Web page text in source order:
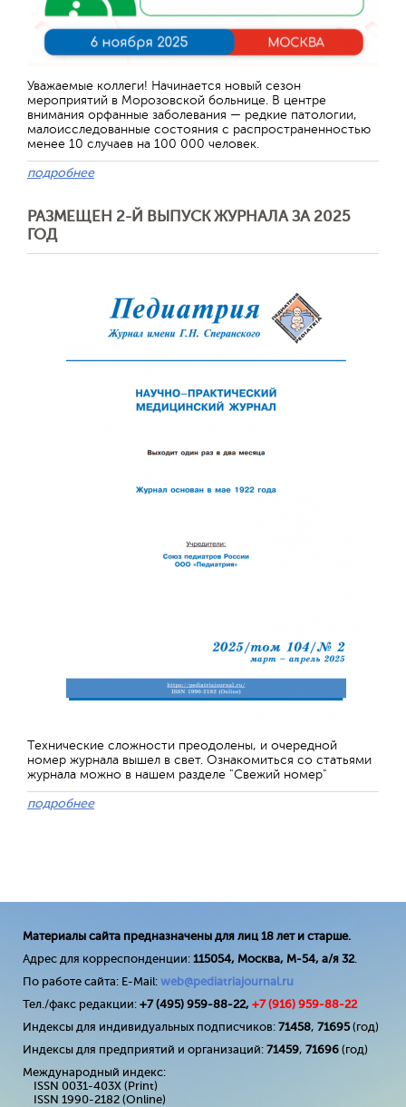
Уважаемые коллеги! Начинается новый сезон
мероприятий в Морозовской больнице. В центре
внимания орфанные заболевания — редкие патологии,
малоисследованные состояния с распространенностью
менее 10 случаев на 100 000 человек.
подробнее
РАЗМЕЩЕН 2-Й ВЫПУСК ЖУРНАЛА ЗА 2025
ГОД
Технические сложности преодолены, и очередной
номер журнала вышел в свет. Ознакомиться со статьями
журнала можно в нашем разделе "Свежий номер"
подробнее
Материалы сайта предназначены для лиц 18 лет и старше.
Адрес для корреспонденции: 115054, Москва, М-54, а/я 32.
По работе сайта: E-Mail: web@pediatriajournal.ru
Тел./факс редакции: +7 (495) 959-88-22, +7 (916) 959-88-22
Индексы для индивидуальных подписчиков: 71458, 71695(год)
Индексы для предприятий и организаций: 71459, 71696 (год)
Международный индекс:
ISSN 0031-403X (Print)
ISSN 1990-2182 (Online)